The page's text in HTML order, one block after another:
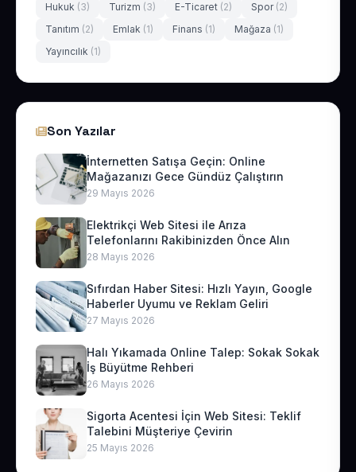
Hukuk (3) Turizm (3) E-Ticaret (2) Spor (2)
Tanıtım (2) Emlak (1) Finans (1) Mağaza (1)
Yayıncılık (1)
Son Yazılar
İnternetten Satışa Geçin: Online
Mağazanızı Gece Gündüz Çalıştırın
29 Mayıs 2026
Elektrikçi Web Sitesi ile Arıza
Telefonlarını Rakibinizden Önce Alın
28 Mayıs 2026
Sıfırdan Haber Sitesi: Hızlı Yayın, Google
Haberler Uyumu ve Reklam Geliri
27 Mayıs 2026
Halı Yıkamada Online Talep: Sokak Sokak
İş Büyütme Rehberi
26 Mayıs 2026
Sigorta Acentesi İçin Web Sitesi: Teklif
Talebini Müşteriye Çevirin
25 Mayıs 2026